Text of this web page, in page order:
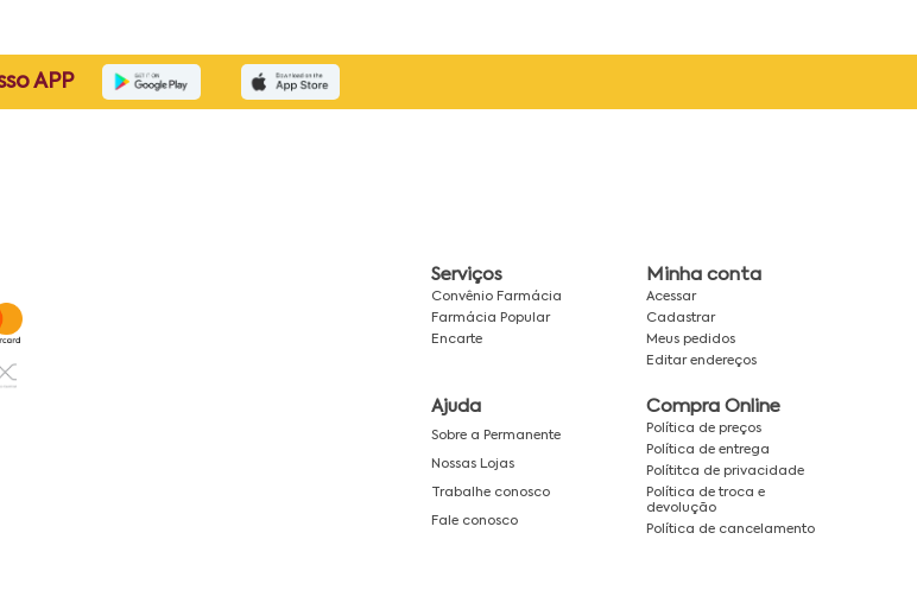
APP
Serviços
Convênio Farmácia
Farmácia Popular
Encarte
Minha conta
Acessar
Cadastrar
Meus pedidos
Editar endereços
Ajuda
Sobre a Permanente
Nossas Lojas
Trabalhe conosco
Fale conosco
Compra Online
Política de preços
Política de entrega
Polítitca de privacidade
Política de troca e
devolução
Política de cancelamento